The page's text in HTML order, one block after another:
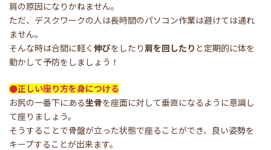
肩の原因になりかねません。
ただ、デスクワークの人は長時間のパソコン作業は避けては通れ
ません。
そんな時は合間に軽く 伸びをしたり 肩を回したり と定期的に体を
動かして予防をしましょう！
●正しい座り方を身につける
お尻の一番下にある坐骨を座面に対して垂直になるように意識し
て座りましょう。
そうすることで骨盤が立った状態で座ることができ、良い姿勢を
キープすることが出来ます。